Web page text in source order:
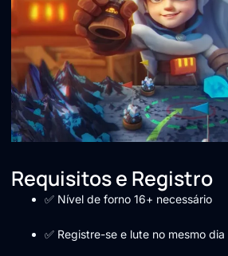
Requisitos e Registro
✅ Nível de forno 16+ necessário
✅ Registre-se e lute no mesmo dia